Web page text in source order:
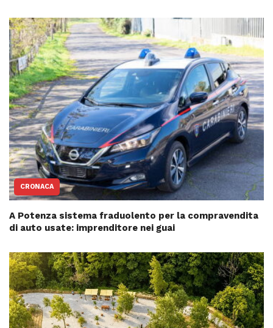
CRONACA
A Potenza sistema fraduolento per la compravendita
di auto usate: imprenditore nei guai